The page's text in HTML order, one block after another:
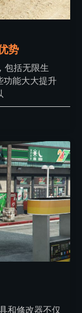
势
包括无限生
功能大大提升
和修改器不仅